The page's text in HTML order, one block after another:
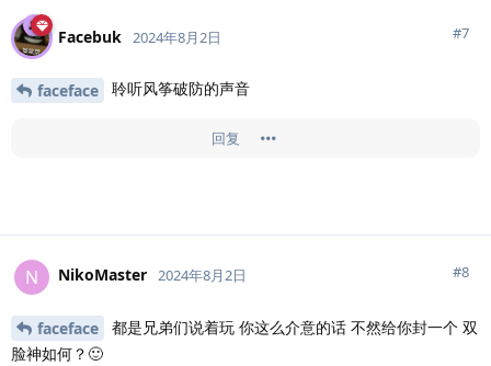
Facebuk 2024年8月2日 #7
faceface 聆听风筝破防的声音
回复
N NikoMaster 2024年8月2日 #8
faceface
都是兄弟们说着玩 你这么介意的话 不然给你封一个 双
脸神如何？🙂